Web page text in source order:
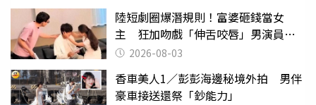
陸短劇圈爆潛規則！富婆砸錢當女
主 狂加吻戲「伸舌咬唇」男演員崩
潰 2026-08-03
香車美人1／彭彭海邊秘境外拍 男伴
豪車接送還祭「鈔能力」